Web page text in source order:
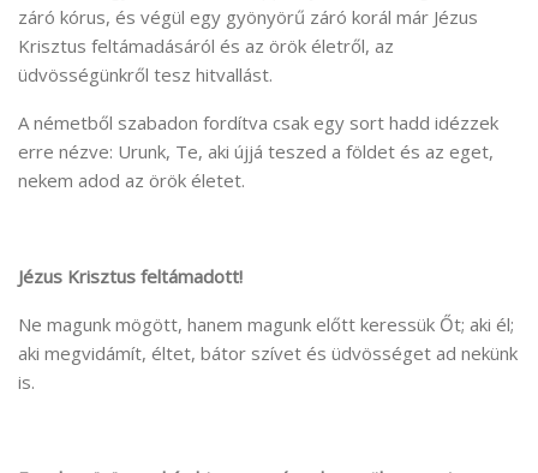
záró kórus, és végül egy gyönyörű záró korál már Jézus
Krisztus feltámadásáról és az örök életről, az
üdvösségünkről tesz hitvallást.
A németből szabadon fordítva csak egy sort hadd idézzek
erre nézve: Urunk, Te, aki újjá teszed a földet és az eget,
nekem adod az örök életet.
Jézus Krisztus feltámadott!
Ne magunk mögött, hanem magunk előtt keressük Őt; aki él;
aki megvidámít, éltet, bátor szívet és üdvösséget ad nekünk
is.